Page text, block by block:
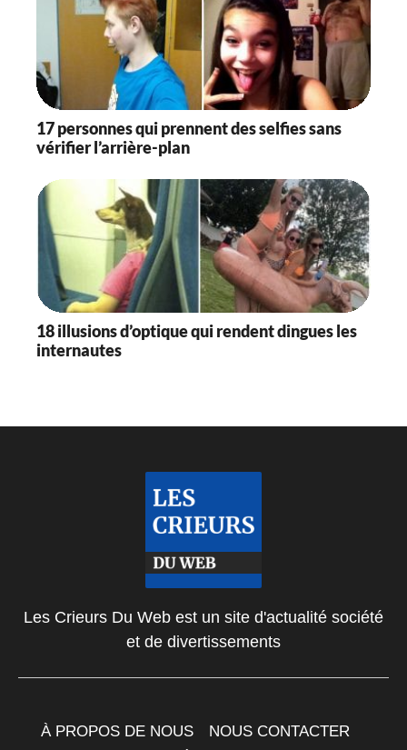
17 personnes qui prennent des selfies sans
vérifier l’arrière-plan
18 illusions d’optique qui rendent dingues les
internautes
Les Crieurs Du Web est un site d'actualité société
et de divertissements
À PROPOS DE NOUS
NOUS CONTACTER